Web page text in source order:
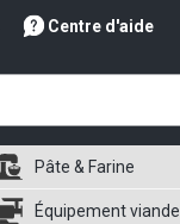
Centre d'aide
Pâte & Farine
Équipement viande